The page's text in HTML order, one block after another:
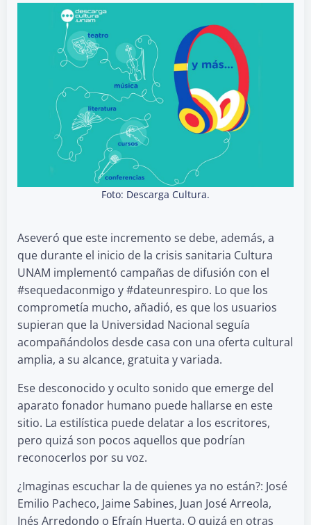
Foto: Descarga Cultura.
Aseveró que este incremento se debe, además, a
que durante el inicio de la crisis sanitaria Cultura
UNAM implementó campañas de difusión con el
#sequedaconmigo y #dateunrespiro. Lo que los
comprometía mucho, añadió, es que los usuarios
supieran que la Universidad Nacional seguía
acompañándolos desde casa con una oferta cultural
amplia, a su alcance, gratuita y variada.
Ese desconocido y oculto sonido que emerge del
aparato fonador humano puede hallarse en este
sitio. La estilística puede delatar a los escritores,
pero quizá son pocos aquellos que podrían
reconocerlos por su voz.
¿Imaginas escuchar la de quienes ya no están?: José
Emilio Pacheco, Jaime Sabines, Juan José Arreola,
Inés Arredondo o Efraín Huerta. O quizá en otras